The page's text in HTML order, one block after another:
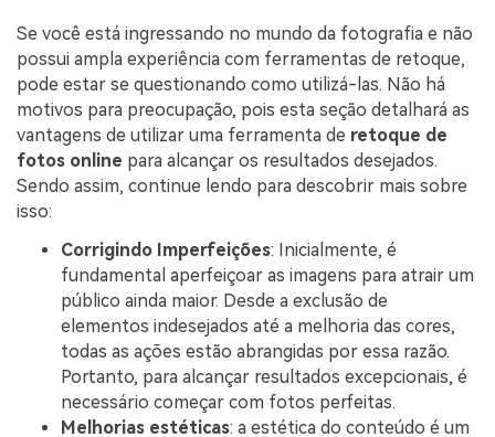
Se você está ingressando no mundo da fotografia e não
possui ampla experiência com ferramentas de retoque,
pode estar se questionando como utilizá-las. Não há
motivos para preocupação, pois esta seção detalhará as
vantagens de utilizar uma ferramenta de retoque de
fotos online para alcançar os resultados desejados.
Sendo assim, continue lendo para descobrir mais sobre
isso:
Corrigindo Imperfeições: Inicialmente, é
fundamental aperfeiçoar as imagens para atrair um
público ainda maior. Desde a exclusão de
elementos indesejados até a melhoria das cores,
todas as ações estão abrangidas por essa razão.
Portanto, para alcançar resultados excepcionais, é
necessário começar com fotos perfeitas.
Melhorias estéticas: a estética do conteúdo é um